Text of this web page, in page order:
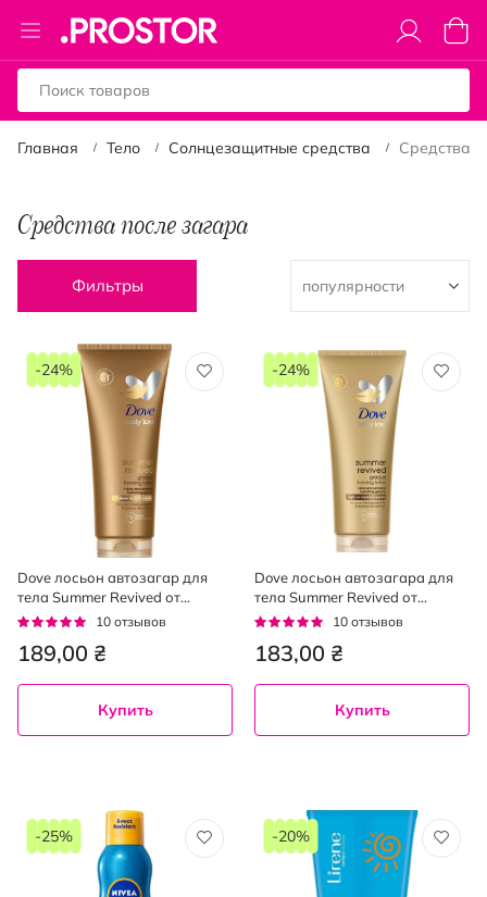
Toggle
Nav
Моя
Главная Тело Солнцезащитные средства Средства
Средства после загара
Фильтры
Dove лосьон автозагар для
тела Summer Revived от
середняка до темного, 200мл
Рейтинг:
10 отзывов
189,00 ₴
-24%
Купить
Dove лосьон автозагара для
тела Summer Revived от
светлого до среднего, 200мл
Рейтинг:
10 отзывов
183,00 ₴
-24%
Купить
-25% -20%